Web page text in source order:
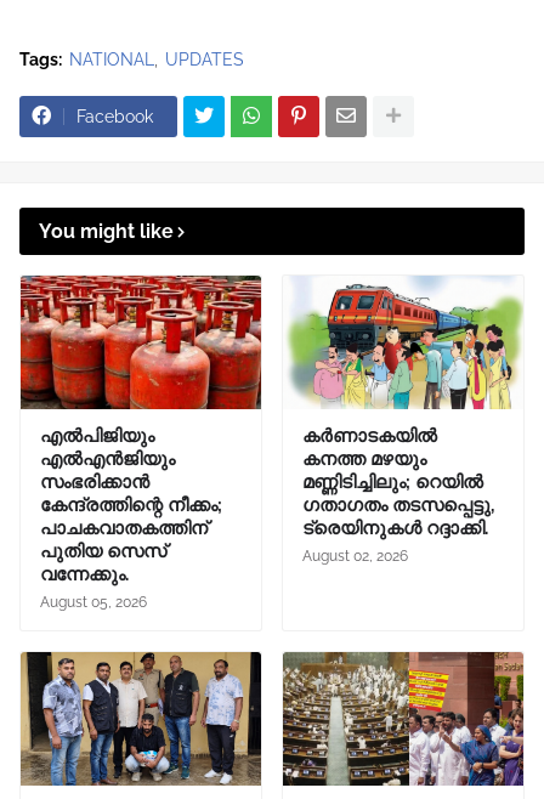
Tags: NATIONAL UPDATES
Facebook
You might like
എൽപിജിയും
എൽഎൻജിയും
സംഭരിക്കാൻ
കേന്ദ്രത്തിന്റെ നീക്കം;
പാചകവാതകത്തിന്
പുതിയ സെസ്
വന്നേക്കും.
August 05, 2026
കർണാടകയിൽ
കനത്ത മഴയും
മണ്ണിടിച്ചിലും; റെയിൽ
ഗതാഗതം തടസപ്പെട്ടു,
ട്രെയിനുകൾ റദ്ദാക്കി.
August 02, 2026